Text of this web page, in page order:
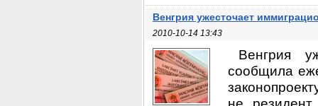
Венгрия ужесточает
2010-10-14 13:43
Венгрия
сообщила